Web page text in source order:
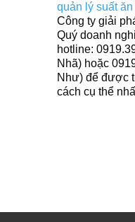
quản lý suất
Công ty giải
Quý doanh
hotline:
Nhã) hoặc
Như) để được
cách cụ thể